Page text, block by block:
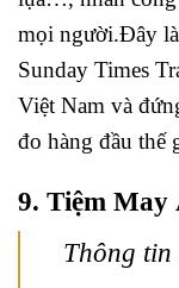
mọi người.Đây
Sunday Times
Việt Nam và
đo hàng đầu thế
9. Tiệm May
Thông tin